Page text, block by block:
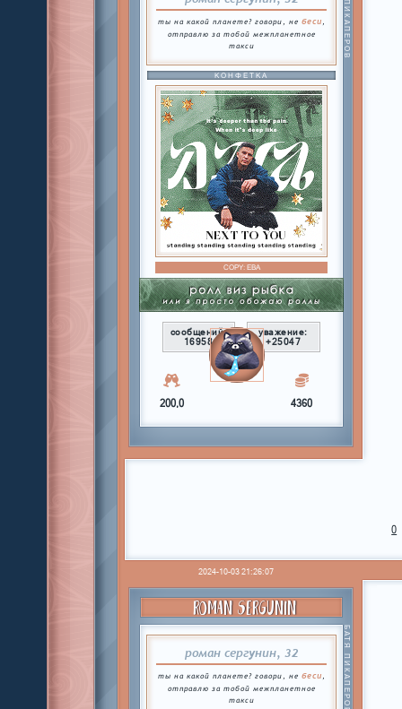
ты на какой планете? говори, не беси,
отправлю за тобой межпланетное
такси
КОНФЕТКА
COPY:ЕВА
сообщений:
16958
уважение:
+25047
200,0 4360
0
2024-10-03 21:26:07
ROMAN SERGUNIN
роман сергунин, 32
ты на какой планете? говори, не беси,
отправлю за тобой межпланетное
такси
БАТЯ ПИКАПЕРОВ